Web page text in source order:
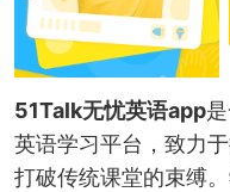
51Talk无忧英语app
英语学习平台，致力
打破传统课堂的束缚